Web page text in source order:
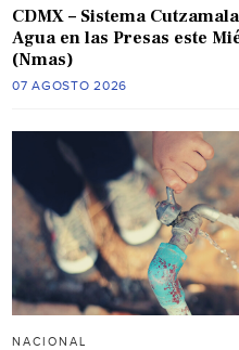
CDMX – Sistema
Agua en las Presas este
(Nmas)
07 AGOSTO 2026
NACIONAL